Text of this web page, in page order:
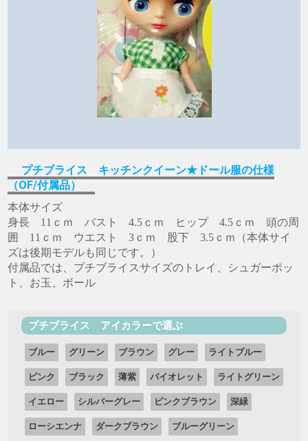
プチブライス キッチンクイーン★ドール服の仕様
（OF/付属品）
本体サイズ
身長 11ｃｍ バスト 4.5ｃｍ ヒップ 4.5ｃｍ 頭の周
囲 11ｃｍ ウエスト 3ｃｍ 股下 3.5ｃｍ（本体サイ
ズは後期モデルも同じです。）
付属品では、プチブライスサイズのトレイ、シュガーポッ
ト、お玉、ボール
プチブライス アイカラーで選ぶ
ブルー グリーン ブラウン グレー ライトブルー
ピンク ブラック 薄紫 バイオレット ライトグリーン
イエロー シルバーグレー ピンクブラウン 深緑
ローシエンナ ダークブラウン ブルーグリーン